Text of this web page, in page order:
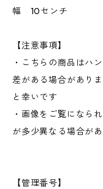
幅 10センチ
【注意事項】
・こちらの商品はハ
差がある場合があり
と幸いです
・画像をご覧になら
が多少異なる場合が
【管理番号】